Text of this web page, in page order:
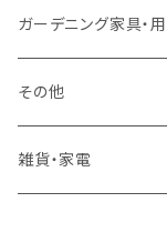
ロフトベッド
二段ベッド
マットレス
ラック
TVボード
キャビネット・飾り棚
カーペット
ガーデニング家具・
その他
雑貨・家電